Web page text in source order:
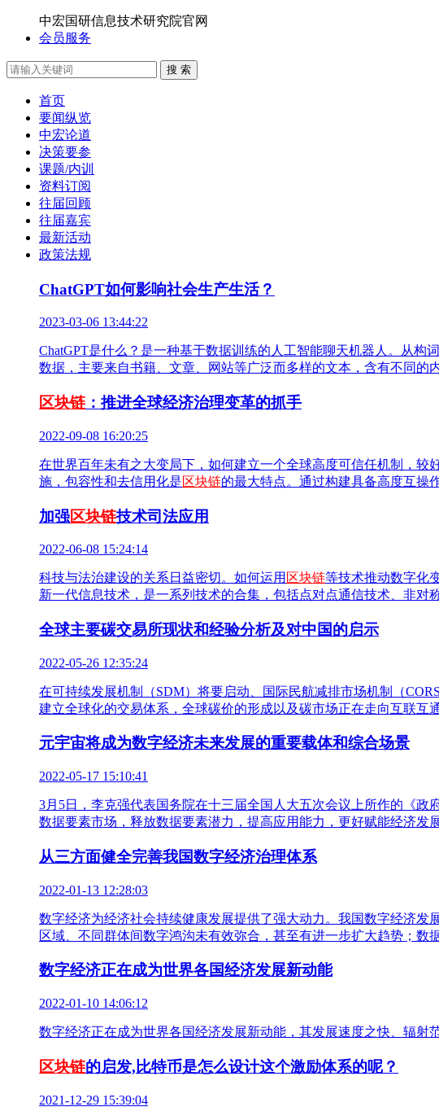
中宏国研信息技术研究院官网
会员服务
搜 索
首页
要闻纵览
中宏论道
决策要参
课题/内训
资料订阅
往届回顾
往届嘉宾
最新活动
政策法规
ChatGPT如何影响社会生产生活？
2023-03-06 13:44:22
ChatGPT是什么？是一种基于数据训练的人工智能聊天机器人。从构
数据，主要来自书籍、文章、网站等广泛而多样的文本，含有不同的
区块链 ：推进全球经济治理变革的抓手
2022-09-08 16:20:25
在世界百年未有之大变局下，如何建立一个全球高度可信任机制，
施，包容性和去信用化是区块链的最大特点。通过构建具备高度互操
加强区块链技术司法应用
2022-06-08 15:24:14
科技与法治建设的关系日益密切。如何运用 区块链等技术推动数字化
新一代信息技术，是一系列技术的合集，包括点对点通信技术、非对
全球主要碳交易所现状和经验分析及对中国的启示
2022-05-26 12:35:24
在可持续发展机制（SDM）将要启动、国际民航减排市场机制（
建立全球化的交易体系，全球碳价的形成以及碳市场正在走向互联互通
元宇宙将成为数字经济未来发展的重要载体和综合场景
2022-05-17 15:10:41
3月5日，李克强代表国务院在十三届全国人大五次会议上所作的《
数据要素市场，释放数据要素潜力，提高应用能力，更好赋能经济发
从三方面健全完善我国数字经济治理体系
2022-01-13 12:28:03
数字经济为经济社会持续健康发展提供了强大动力。我国数字经济
区域、不同群体间数字鸿沟未有效弥合，甚至有进一步扩大趋势；数
数字经济正在成为世界各国经济发展新动能
2022-01-10 14:06:12
数字经济正在成为世界各国经济发展新动能，其发展速度之快、辐射
区块链的启发,比特币是怎么设计这个激励体系的呢？
2021-12-29 15:39:04